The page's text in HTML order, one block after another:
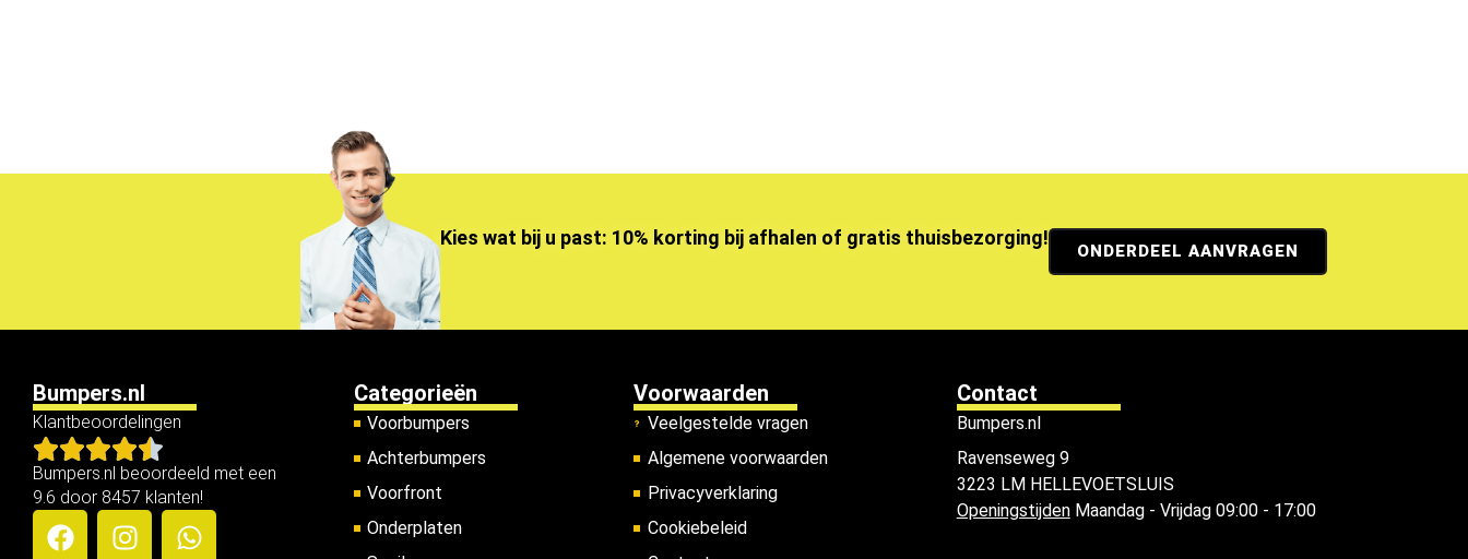
Kies wat bij u past: 10% korting bij afhalen of gratis thuisbezorging!
ONDERDEEL AANVRAGEN
Bumpers.nl
Klantbeoordelingen
Bumpers.nl beoordeeld met een
9.6 door 8457 klanten!
Categorieën
Voorbumpers
Achterbumpers
Voorfront
Onderplaten
Voorwaarden
Veelgestelde vragen
Algemene voorwaarden
Privacyverklaring
Cookiebeleid
Contact
Bumpers.nl
Ravenseweg 9
3223 LM HELLEVOETSLUIS
OpeningstijdenMaandag - Vrijdag 09:00 - 17:00